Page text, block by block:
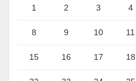
1 2 3 4
8 9 10 11
15 16 17 18